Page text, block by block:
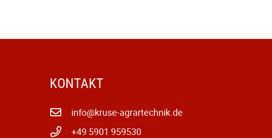
KONTAKT
info@kruse-agrartechnik.de
+49 5901 959530